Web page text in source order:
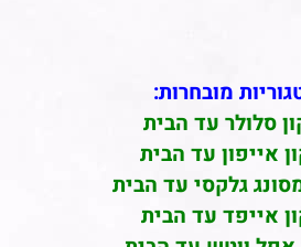
מובחרות:
סלולר עד הבית
אייפון עד הבית
גלקסי עד הבית
אייפד עד הבית